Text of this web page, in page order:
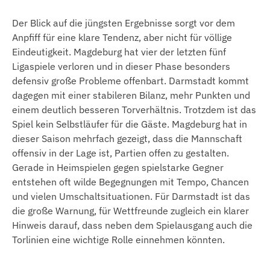
Der Blick auf die jüngsten Ergebnisse sorgt vor dem
Anpfiff für eine klare Tendenz, aber nicht für völlige
Eindeutigkeit. Magdeburg hat vier der letzten fünf
Ligaspiele verloren und in dieser Phase besonders
defensiv große Probleme offenbart. Darmstadt kommt
dagegen mit einer stabileren Bilanz, mehr Punkten und
einem deutlich besseren Torverhältnis. Trotzdem ist das
Spiel kein Selbstläufer für die Gäste. Magdeburg hat in
dieser Saison mehrfach gezeigt, dass die Mannschaft
offensiv in der Lage ist, Partien offen zu gestalten.
Gerade in Heimspielen gegen spielstarke Gegner
entstehen oft wilde Begegnungen mit Tempo, Chancen
und vielen Umschaltsituationen. Für Darmstadt ist das
die große Warnung, für Wettfreunde zugleich ein klarer
Hinweis darauf, dass neben dem Spielausgang auch die
Torlinien eine wichtige Rolle einnehmen könnten.